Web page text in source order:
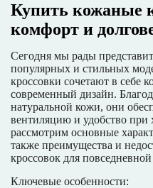
Купить кожаные
комфорт и
Сегодня мы рады
популярных и стильных
кроссовки сочетают в себе
современный дизайн.
натуральной кожи, они
вентиляцию и удобство при
рассмотрим основные
также преимущества и
кроссовок для
Ключевые особенности: